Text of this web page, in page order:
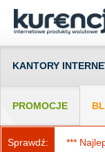
KANTORY
PROMOCJE
Sprawdź: ***